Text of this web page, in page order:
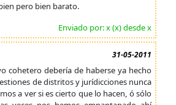
pero bien barato.
Enviado por: x (x) desde x
31-05-2011
cohetero debería de haberse ya hecho
de distritos y jurídicciones nunca
a ver si es cierto que lo hacen, ó sólo